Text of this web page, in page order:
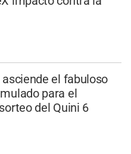
el fabuloso
para el
del Quini 6